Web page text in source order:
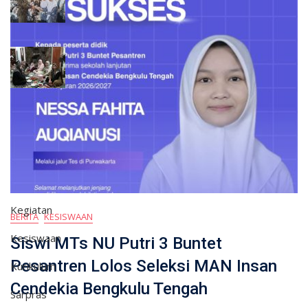
BERITA KESISWAAN
Siswi MTs NU Putri 3 Buntet
Pesantren Lolos Seleksi MAN Insan
Cendekia Bengkulu Tengah
Mar 03, 2026 0
MTs NU Putri 3 Buntet Pesantren Gelar Tahlil
dan Buka Puasa Bersama
Mar 03, 2026
KATEGORI
Berita
Kegiatan
Kesiswaan
Kurikulum
Sarpras